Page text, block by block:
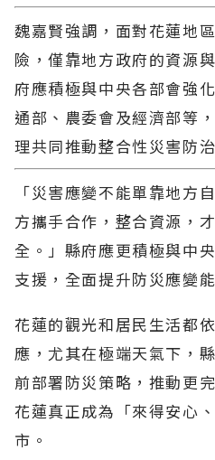
魏嘉賢強調，面對花蓮地
險，僅靠地方政府的資源
府應積極與中央各部會強
通部、農委會及經濟部等
理共同推動整合性災害防
「災害應變不能單靠地方
方攜手合作，整合資源，
全。」縣府應更積極與中
支援，全面提升防災應變能
花蓮的觀光和居民生活都
應，尤其在極端天氣下，
前部署防災策略，推動更
花蓮真正成為「來得安心
市。